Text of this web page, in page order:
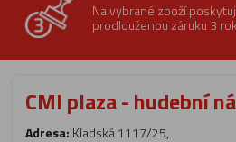
Na vybrané zboží
prodlouženou záruku 3
CMI plaza - hudební
Adresa: Kladská 1117/25,